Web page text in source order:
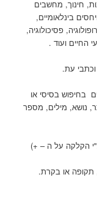
חינוך, מחשבים
בינלאומיים,
פסיכולוגיה,
החיים ועוד .
עת.
בחיפוש בסיסי או
נושא, מילים, מספר
הקלקה על ה – +)
תקופה או בקרת.